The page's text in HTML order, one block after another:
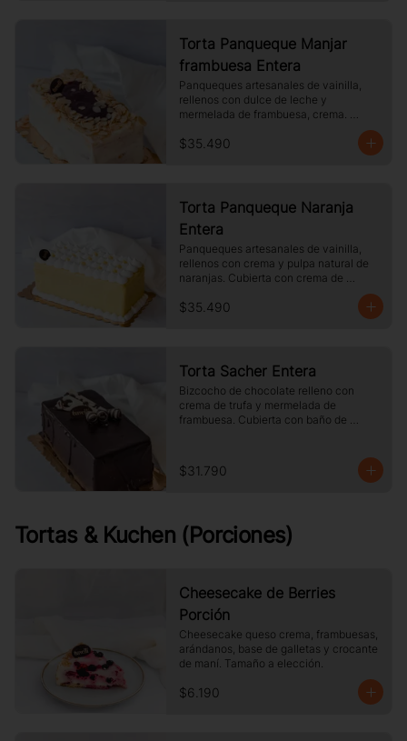
Torta Panqueque Manjar
frambuesa Entera
Panqueques artesanales de vainilla,
rellenos con dulce de leche y
mermelada de frambuesa, crema.
almendras laminadas tostadas.
$35.490
Torta Panqueque Naranja
Entera
Panqueques artesanales de vainilla,
rellenos con crema y pulpa natural de
naranjas. Cubierta con crema de
$35.490
Torta Sacher Entera
Bizcocho de chocolate relleno con
crema de trufa y mermelada de
frambuesa. Cubierta con baño de
$31.790
Tortas & Kuchen (Porciones)
Cheesecake de Berries
Porción
Cheesecake queso crema, frambuesas,
arándanos, base de galletas y crocante
de maní. Tamaño a elección.
$6.190